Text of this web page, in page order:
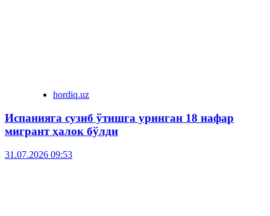
hordiq.uz
Испанияга сузиб ўтишга уринган 18 нафар
мигрант ҳалок бўлди
31.07.2026 09:53